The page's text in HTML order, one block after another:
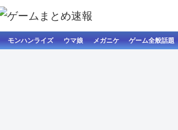
モンハンライズ ウマ娘 メガニケ ゲーム全般話題